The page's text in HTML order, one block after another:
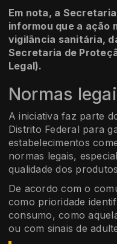
Em nota, a
informou que a ação
vigilância sanitária,
Secretaria de
Legal).
Normas
A iniciativa faz parte
Distrito Federal para
estabelecimentos
normas legais,
qualidade dos
De acordo com o
como prioridade
consumo, como
ou com sinais de